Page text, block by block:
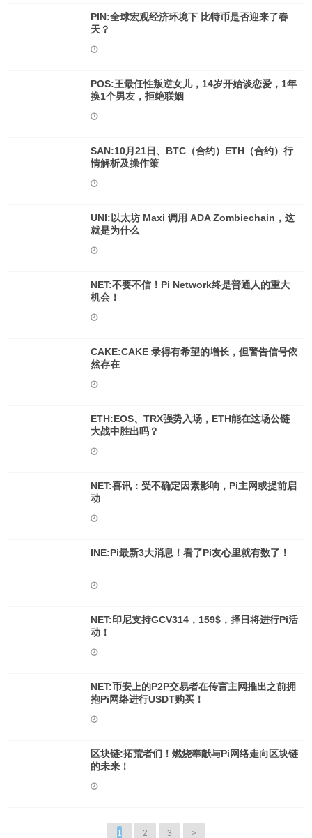
PIN:全球宏观经济环境下 比特币是否迎来了春
天？
POS:王最任性叛逆女儿，14岁开始谈恋爱，1年
换1个男友，拒绝联姻
SAN:10月21日、BTC（合约）ETH（合约）行
情解析及操作策
UNI:以太坊 Maxi 调用 ADA Zombiechain，这
就是为什么
NET:不要不信！Pi Network终是普通人的重大
机会！
CAKE:CAKE 录得有希望的增长，但警告信号依
然存在
ETH:EOS、TRX强势入场，ETH能在这场公链
大战中胜出吗？
NET:喜讯：受不确定因素影响，Pi主网或提前启
动
INE:Pi最新3大消息！看了Pi友心里就有数了！
NET:印尼支持GCV314，159$，择日将进行Pi活
动！
NET:币安上的P2P交易者在传言主网推出之前拥
抱Pi网络进行USDT购买！
区块链:拓荒者们！燃烧奉献与Pi网络走向区块链
的未来！
1 2 3 >